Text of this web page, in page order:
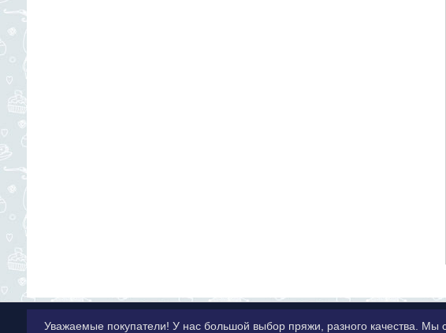
Уважаемые покупатели! У нас большой выбор пряжи, разного качества.